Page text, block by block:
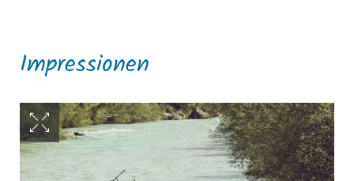
Impressionen